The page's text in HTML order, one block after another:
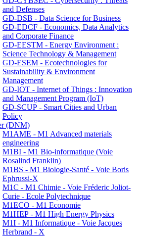
and Defenses
GD-DSB - Data Science for Business
GD-EDCF - Economics, Data Analytics
and Corporate Finance
GD-EESTM - Energy Environment :
Science Technology & Management
GD-ESEM - Ecotechnologies for
Sustainability & Environment
Management
GD-IOT - Internet of Things : Innovation
and Management Program (IoT)
GD-SCUP - Smart Cities and Urban
Policy
(DNM)
M1AME - M1 Advanced materials
engineering
M1BI - M1 Bio-informatique (Voie
Rosalind Franklin)
M1BS - M1 Biologie-Santé - Voie Boris
Ephrussi-X
M1C - M1 Chimie - Voie Fréderic Joliot-
Curie - Ecole Polytechnique
M1ECO - M1 Economie
M1HEP - M1 High Energy Physics
M1I - M1 Informatique - Voie Jacques
Herbrand - X